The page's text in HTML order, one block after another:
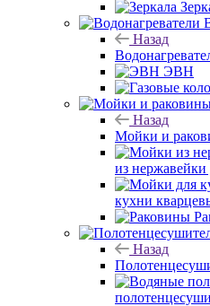
Назад
ЭВН
Назад
Мойки и
из нержавейки
кухни
Назад